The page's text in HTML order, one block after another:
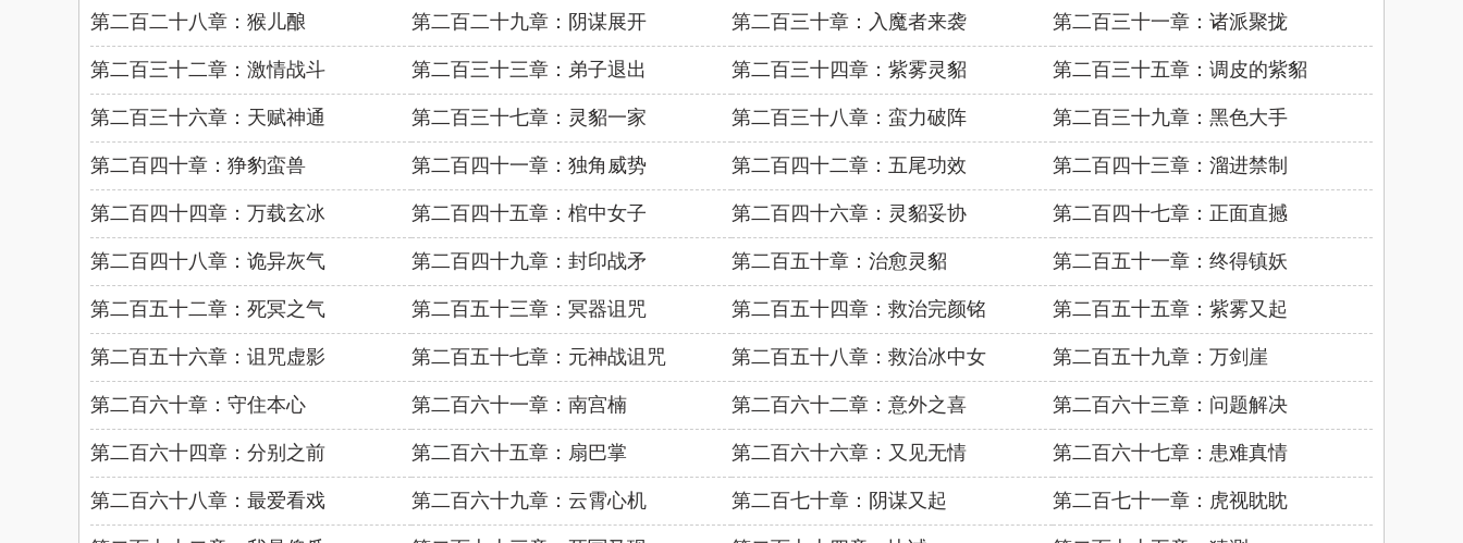
第二百二十八章：猴儿酿 第二百二十九章：阴谋展开 第二百三十章：入魔者来袭 第二百三十一章：诸派聚拢
第二百三十二章：激情战斗 第二百三十三章：弟子退出 第二百三十四章：紫雾灵貂 第二百三十五章：调皮的紫貂
第二百三十六章：天赋神通 第二百三十七章：灵貂一家 第二百三十八章：蛮力破阵 第二百三十九章：黑色大手
第二百四十章：狰豹蛮兽 第二百四十一章：独角威势 第二百四十二章：五尾功效 第二百四十三章：溜进禁制
第二百四十四章：万载玄冰 第二百四十五章：棺中女子 第二百四十六章：灵貂妥协 第二百四十七章：正面直撼
第二百四十八章：诡异灰气 第二百四十九章：封印战矛 第二百五十章：治愈灵貂 第二百五十一章：终得镇妖
第二百五十二章：死冥之气 第二百五十三章：冥器诅咒 第二百五十四章：救治完颜铭 第二百五十五章：紫雾又起
第二百五十六章：诅咒虚影 第二百五十七章：元神战诅咒 第二百五十八章：救治冰中女 第二百五十九章：万剑崖
第二百六十章：守住本心 第二百六十一章：南宫楠 第二百六十二章：意外之喜 第二百六十三章：问题解决
第二百六十四章：分别之前 第二百六十五章：扇巴掌 第二百六十六章：又见无情 第二百六十七章：患难真情
第二百六十八章：最爱看戏 第二百六十九章：云霄心机 第二百七十章：阴谋又起 第二百七十一章：虎视眈眈